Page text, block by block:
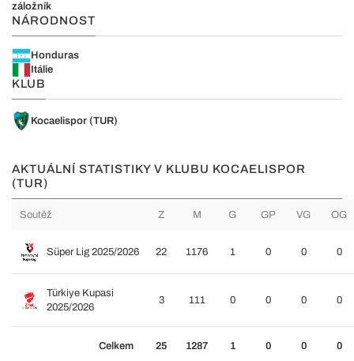
záložník
NÁRODNOST
Honduras
Itálie
KLUB
Kocaelispor (TUR)
AKTUÁLNÍ STATISTIKY V KLUBU KOCAELISPOR
(TUR)
Soutěž Z M G GP VG OG
Süper Lig 2025/2026 22 1176 1 0 0 0
Türkiye Kupasi
2025/2026
3 111 0 0 0 0
Celkem 25 1287 1 0 0 0